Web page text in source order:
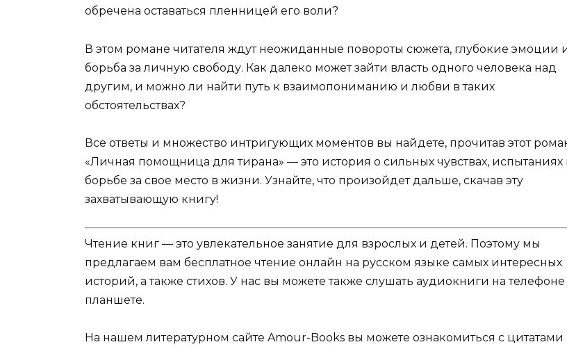
обречена оставаться пленницей его воли?
В этом романе читателя ждут неожиданные повороты сюжета, глубокие эмоции
борьба за личную свободу. Как далеко может зайти власть одного человека над
другим, и можно ли найти путь к взаимопониманию и любви в таких
обстоятельствах?
Все ответы и множество интригующих моментов вы найдете, прочитав этот
«Личная помощница для тирана» — это история о сильных чувствах, испытаниях
борьбе за свое место в жизни. Узнайте, что произойдет дальше, скачав эту
захватывающую книгу!
Чтение книг — это увлекательное занятие для взрослых и детей. Поэтому мы
предлагаем вам бесплатное чтение онлайн на русском языке самых интересных
историй, а также стихов. У нас вы можете также слушать аудиокниги на
планшете.
На нашем литературном сайте Amour-Books вы можете ознакомиться с цитатами